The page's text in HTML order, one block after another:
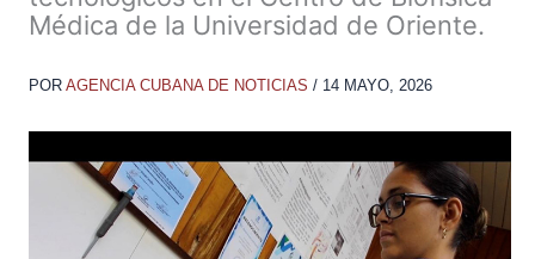
Médica de la Universidad de Oriente.
POR AGENCIA CUBANA DE NOTICIAS / 14 MAYO, 2026